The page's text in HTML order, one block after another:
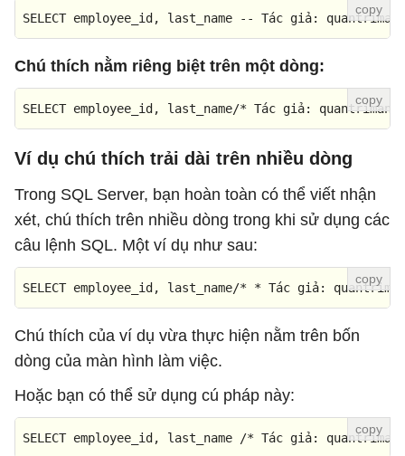
SELECT employee_id, last_name -- Tác giả:
Chú thích nằm riêng biệt trên một dòng:
SELECT employee_id, last_name/* Tác giả:
Ví dụ chú thích trải dài trên nhiều dòng
Trong SQL Server, bạn hoàn toàn có thể viết nhận
xét, chú thích trên nhiều dòng trong khi sử dụng các
câu lệnh SQL. Một ví dụ như sau:
SELECT employee_id , last_name/* * Tác giả:
Chú thích của ví dụ vừa thực hiện nằm trên bốn
dòng của màn hình làm việc.
Hoặc bạn có thể sử dụng cú pháp này:
SELECT employee_id , last_name /* Tác giả: